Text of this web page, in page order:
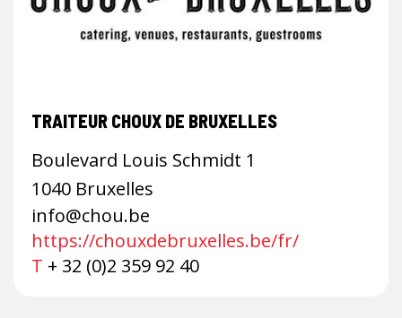
TRAITEUR CHOUX DE BRUXELLES
Boulevard Louis Schmidt 1
1040 Bruxelles
info@chou.be
https://chouxdebruxelles.be/fr/
T + 32 (0)2 359 92 40